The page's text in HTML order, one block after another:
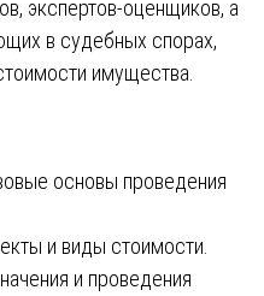
экспертов-оценщиков, а
в судебных спорах,
имущества.
основы проведения
и виды стоимости.
и проведения